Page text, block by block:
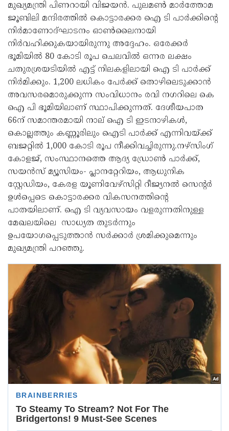
മുഖ്യമന്ത്രി പിണറായി വിജയൻ. പുലമൺ മാർത്തോമ
ജൂബിലി മന്ദിരത്തിൽ കൊട്ടാരക്കര ഐ ടി പാർക്കിന്റെ
നിർമാണോദ്ഘാടനം ഓൺലൈനായി
നിർവഹിക്കുകയായിരുന്നു അദ്ദേഹം. ഒരേക്കർ
ഭൂമിയിൽ 80 കോടി രൂപ ചെലവിൽ ഒന്നര ലക്ഷം
ചതുരശ്രയടിയിൽ എട്ട് നിലകളിലായി ഐ ടി പാർക്ക്
നിർമിക്കും. 1,200 ലധികം പേർക്ക് തൊഴിലെടുക്കാൻ
അവസരമൊരുക്കുന്ന സംവിധാനം രവി നഗറിലെ കെ
ഐ പി ഭൂമിയിലാണ് സ്ഥാപിക്കുന്നത്. ദേശീയപാത
66ന് സമാന്തരമായി നാല് ഐ ടി ഇടനാഴികൾ,
കൊല്ലത്തും കണ്ണൂരിലും ഐടി പാർക്ക് എന്നിവയ്ക്ക്
ബജറ്റിൽ 1,000 കോടി രൂപ നീക്കിവച്ചിരുന്നു.നഴ്‌സിംഗ്
കോളജ്, സംസ്ഥാനത്തെ ആദ്യ ഡ്രോൺ പാർക്ക്,
സയൻസ് മ്യൂസിയം- പ്ലാനറ്റേറിയം, ആധുനിക
സ്റ്റേഡിയം, കേരള യൂണിവേഴ്‌സിറ്റി റീജ്യനൽ സെന്റർ
ഉൾപ്പെടെ കൊട്ടാരക്കര വികസനത്തിന്റെ
പാതയിലാണ്. ഐ ടി വ്യവസായം വളരുന്നതിനുള്ള
മേഖലയിലെ സാധ്യത തുടർന്നും
ഉപയോഗപ്പെടുത്താൻ സർക്കാർ ശ്രമിക്കുമെന്നും
മുഖ്യമന്ത്രി പറഞ്ഞു.